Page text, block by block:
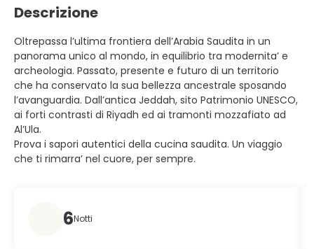
Descrizione
Oltrepassa l’ultima frontiera dell’Arabia Saudita in un
panorama unico al mondo, in equilibrio tra modernita’ e
archeologia. Passato, presente e futuro di un territorio
che ha conservato la sua bellezza ancestrale sposando
l’avanguardia. Dall’antica Jeddah, sito Patrimonio UNESCO,
ai forti contrasti di Riyadh ed ai tramonti mozzafiato ad
Al’Ula.
Prova i sapori autentici della cucina saudita. Un viaggio
che ti rimarra’ nel cuore, per sempre.
6Notti